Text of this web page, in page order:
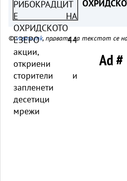
©vreme.mk, правата за текстот се
Ad #